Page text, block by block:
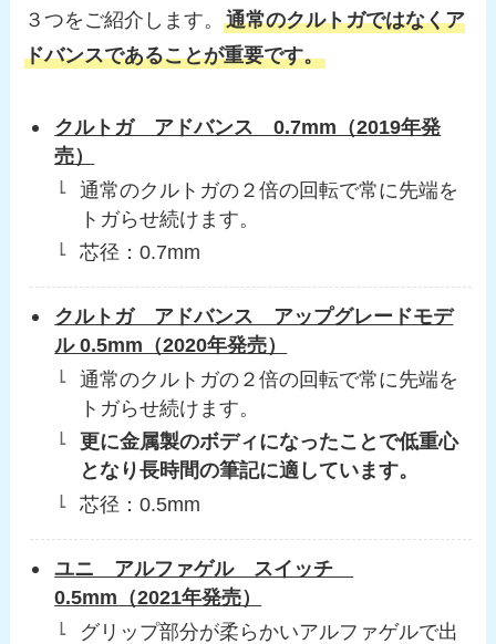
３つをご紹介します。通常のクルトガではなくア
ドバンスであることが重要です。
クルトガ アドバンス 0.7mm（2019年発
売）
通常のクルトガの２倍の回転で常に先端を
トガらせ続けます。
芯径：0.7mm
クルトガ アドバンス アップグレードモデ
ル 0.5mm（2020年発売）
通常のクルトガの２倍の回転で常に先端を
トガらせ続けます。
更に金属製のボディになったことで低重心
となり長時間の筆記に適しています。
芯径：0.5mm
ユニ アルファゲル スイッチ
0.5mm（2021年発売）
グリップ部分が柔らかいアルファゲルで出